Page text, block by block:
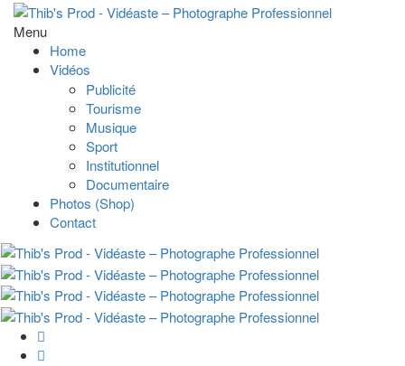
Menu
Home
Vidéos
Publicité
Tourisme
Musique
Sport
Institutionnel
Documentaire
Photos (Shop)
Contact